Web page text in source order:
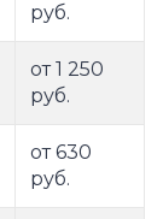
руб.
от 1 250
руб.
от 630
руб.